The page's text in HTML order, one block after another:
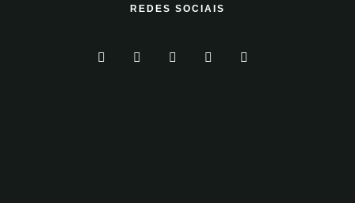
REDES SOCIAIS